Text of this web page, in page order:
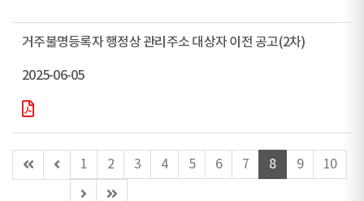
거주불명등록자 행정상 관리주소 대상자 이전 공고(2차)
2025-06-05
첫
페
이
전
1 2 3 4 5 6 7 8 9
10
다
마